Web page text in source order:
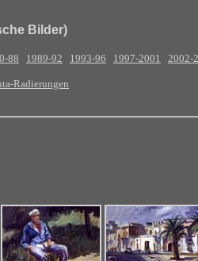
Bilder)
88 1989-92 1993-96 1997-2001 2002-
Radierungen